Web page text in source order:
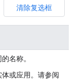
清除复选框
名称。
或应用。请参阅